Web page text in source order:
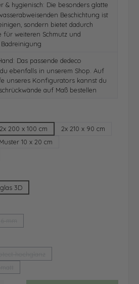
& hygienisch: Die besonders glatte
Beschichtung ist
sondern bietet dadurch
für weiteren Schmutz und
Das passende dedeco
ebenfalls in unserem Shop. Auf
unseres Konfigurators kannst du
auf Maß bestellen
2x 200 x 100 cm
2x 210 x 90 cm
Muster 10 x 20 cm
3D